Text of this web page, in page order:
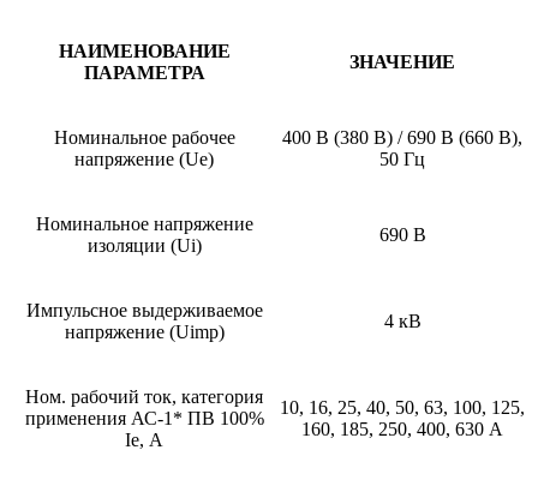
НАИМЕНОВАНИЕ
ПАРАМЕТРА
ЗНАЧЕНИЕ
Номинальное рабочее
напряжение (Ue)
400 В (380 В) / 690 В (660 В),
50 Гц
Номинальное напряжение
изоляции (Ui)
690 В
Импульсное выдерживаемое
напряжение (Uimp)
4 кВ
Ном. рабочий ток, категория
применения АС-1* ПВ 100%
Ie, А
10, 16, 25, 40, 50, 63, 100, 125,
160, 185, 250, 400, 630 А